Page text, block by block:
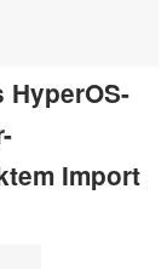
HyperOS-
Import